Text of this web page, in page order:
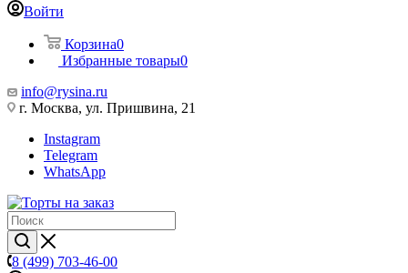
Войти
Корзина0
Избранные товары0
info@rysina.ru
г. Москва, ул. Пришвина, 21
Instagram
Telegram
WhatsApp
8 (499) 703-46-00